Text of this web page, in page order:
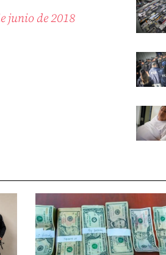
junio de 2018